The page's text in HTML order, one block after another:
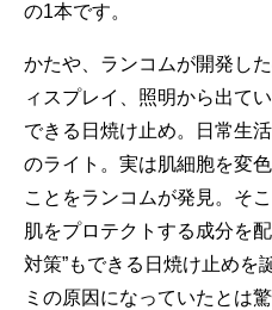
の1本です。
かたや、ランコムが開発し
ィスプレイ、照明から出て
できる日焼け止め。日常生
のライト。実は肌細胞を変
ことをランコムが発見。そ
肌をプロテクトする成分を
対策”もできる日焼け止めを
ミの原因になっていたとは